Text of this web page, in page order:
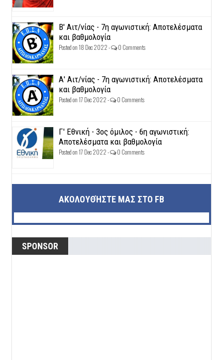
Β' Αιτ/νίας - 7η αγωνιστική: Αποτελέσματα
και βαθμολογία
Posted on 18 Dec 2022 - 0 Comments
Α' Αιτ/νίας - 7η αγωνιστική: Αποτελέσματα
και βαθμολογία
Posted on 17 Dec 2022 - 0 Comments
Γ' Εθνική - 3ος όμιλος - 6η αγωνιστική:
Αποτελέσματα και βαθμολογία
Posted on 17 Dec 2022 - 0 Comments
ΑΚΟΛΟΥΘΉΣΤΕ ΜΑΣ ΣΤΟ FB
SPONSOR